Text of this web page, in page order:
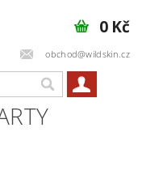
obchod@wildskin.cz
0 Kč